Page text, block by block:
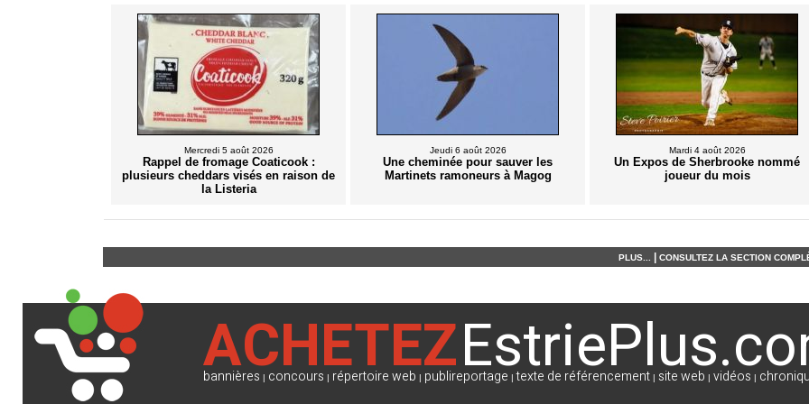
Mercredi 5 août 2026
Rappel de fromage Coaticook :
plusieurs cheddars visés en raison de
la Listeria
Jeudi 6 août 2026
Une cheminée pour sauver les
Martinets ramoneurs à Magog
Mardi 4 août 2026
Un Expos de Sherbrooke nommé
joueur du mois
PLUS... CONSULTEZ LA SECTION
ACHETEZ
bannières | concours | répertoire web | publireportage |texte de référencement| site web | vidéos |